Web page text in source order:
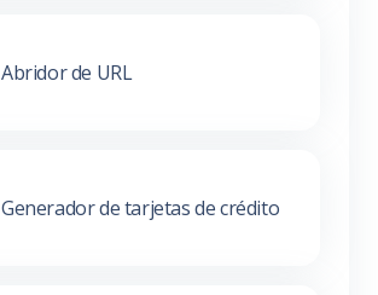
Abridor de URL
Generador de tarjetas de crédito